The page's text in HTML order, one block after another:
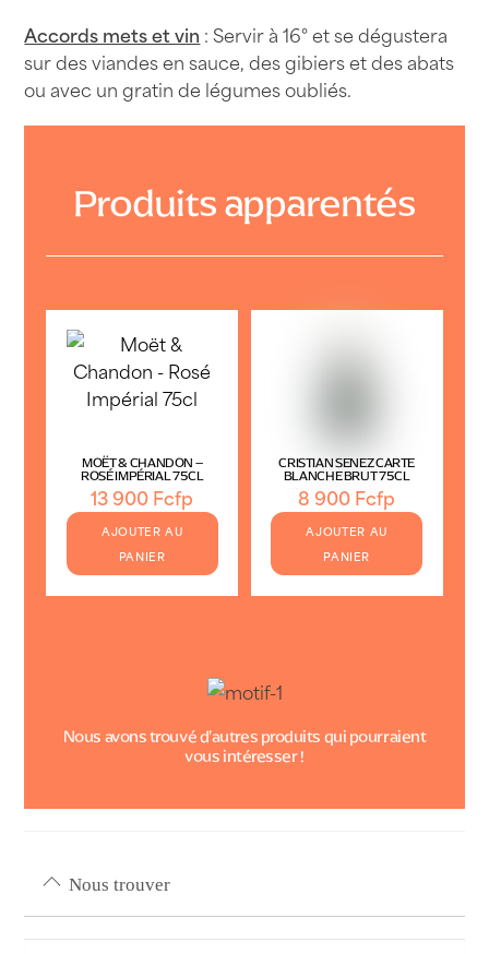
Accords mets et vin : Servir à 16° et se dégustera
sur des viandes en sauce, des gibiers et des abats
ou avec un gratin de légumes oubliés.
Produits apparentés
MOËT & CHANDON –
ROSÉ IMPÉRIAL 75CL
13 900Fcfp
AJOUTER AU
PANIER
CRISTIAN SENEZ CARTE
BLANCHE BRUT 75CL
8 900Fcfp
AJOUTER AU
PANIER
Nous avons trouvé d’autres produits qui pourraient
vous intéresser !
Nous trouver